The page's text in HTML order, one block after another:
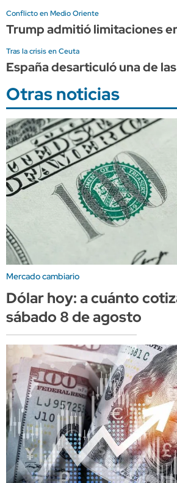
Conflicto en Medio Oriente
Trump admitió limitaciones
Tras la crisis en Ceuta
España desarticuló una de
Otras noticias
Mercado cambiario
Dólar hoy: a cuánto
sábado 8 de agosto